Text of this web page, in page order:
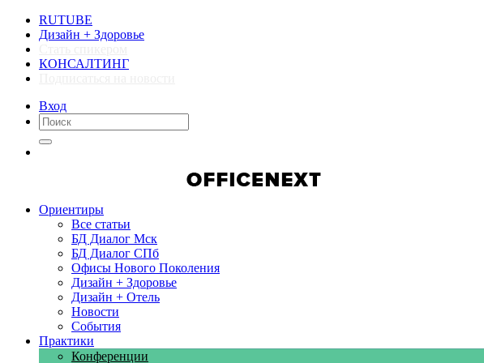
RUTUBE
Дизайн + Здоровье
КОНСАЛТИНГ
Вход
Ориентиры
Все статьи
БД Диалог Мск
БД Диалог СПб
Офисы Нового Поколения
Дизайн + Здоровье
Дизайн + Отель
Новости
События
Практики
Конференции